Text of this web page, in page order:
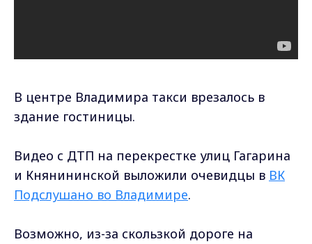
В центре Владимира такси врезалось в
здание гостиницы.
Видео с ДТП на перекрестке улиц Гагарина
и Княнининской выложили очевидцы в ВК
Подслушано во Владимире.
Возможно, из-за скользкой дороге на